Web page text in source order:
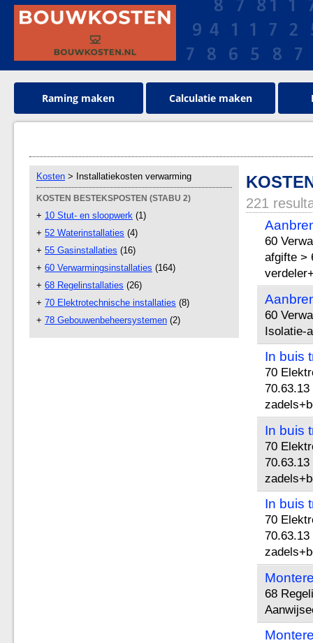
Raming maken Calculatie maken
Kosten > Installatiekosten verwarming
KOSTEN BESTEKSPOSTEN (STABU 2)
+ 10 Stut- en sloopwerk (1)
+ 52 Waterinstallaties (4)
+ 55 Gasinstallaties (16)
+ 60 Verwarmingsinstallaties (164)
+ 68 Regelinstallaties (26)
+ 70 Elektrotechnische installaties (8)
+ 78 Gebouwenbeheersystemen (2)
221
60
afgifte >
60
Isolatie-
In buis
70
In buis
70
In buis
70
68